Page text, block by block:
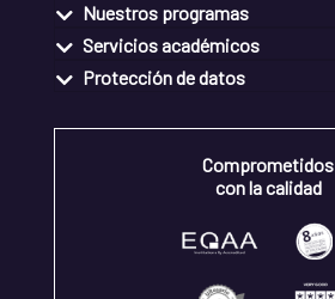
Nuestros programas
Servicios académicos
Protección de datos
Comprometidos
con la calidad